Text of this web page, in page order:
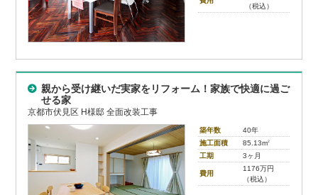
（税込）
親から受け継いだ実家をリフォーム！家族で快適に過ご
せる家
京都市伏見区 H様邸 全面改装工事
築年数
40年
施工面積
85.13m2
工期 3ヶ月
費用
1176万円
（税込）